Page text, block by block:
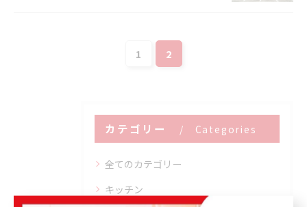
1 2
カテゴリー Categories
全てのカテゴリー
キッチン